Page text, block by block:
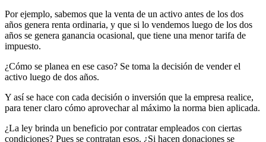
Por ejemplo, sabemos que la venta de un activo antes de los dos
años genera renta ordinaria, y que si lo vendemos luego de los dos
años se genera ganancia ocasional, que tiene una menor tarifa de
impuesto.
¿Cómo se planea en ese caso? Se toma la decisión de vender el
activo luego de dos años.
Y así se hace con cada decisión o inversión que la empresa realice,
para tener claro cómo aprovechar al máximo la norma bien aplicada.
¿La ley brinda un beneficio por contratar empleados con ciertas
condiciones? Pues se contratan esos. ¿Si hacen donaciones se